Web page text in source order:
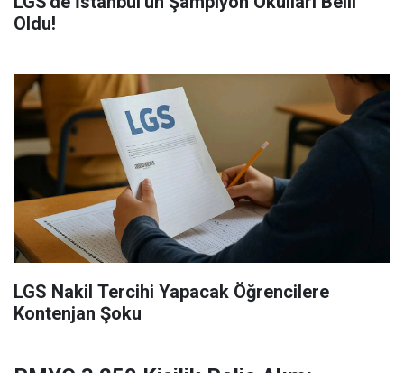
Oldu!
LGS Nakil Tercihi Yapacak Öğrencilere
Kontenjan Şoku